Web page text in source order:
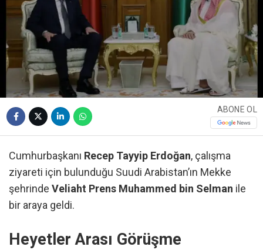
ABONE OL
Cumhurbaşkanı Recep Tayyip Erdoğan, çalışma
ziyareti için bulunduğu Suudi Arabistan’ın Mekke
şehrinde Veliaht Prens Muhammed bin Selman ile
bir araya geldi.
Heyetler Arası Görüşme